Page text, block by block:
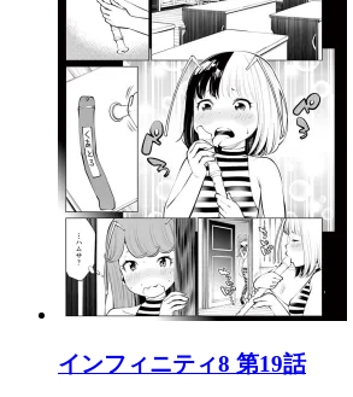
インフィニティ8 第19話